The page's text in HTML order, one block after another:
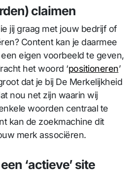
claimen
jij graag met jouw bedrijf of
Content kan je daarmee
eigen voorbeeld te geven,
het woord ‘positioneren’
dat je bij De Merkelijkheid
nou net zijn waarin wij
woorden centraal te
kan de zoekmachine dit
merk associëren.
‘actieve’ site